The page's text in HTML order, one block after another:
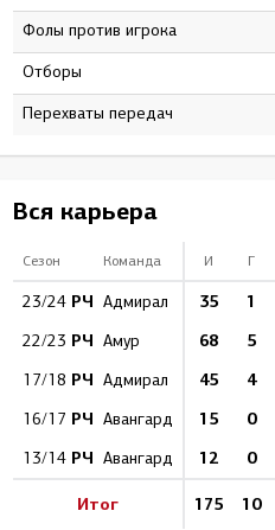
Фолы против игрока
Отборы
Перехваты передач
Вся карьера
Сезон Команда И Г
23/24 РЧ Адмирал 35 1
22/23 РЧ Амур 68 5
17/18 РЧ Адмирал 45 4
16/17 РЧ Авангард 15 0
13/14 РЧ Авангард 12 0
Итог 175 10